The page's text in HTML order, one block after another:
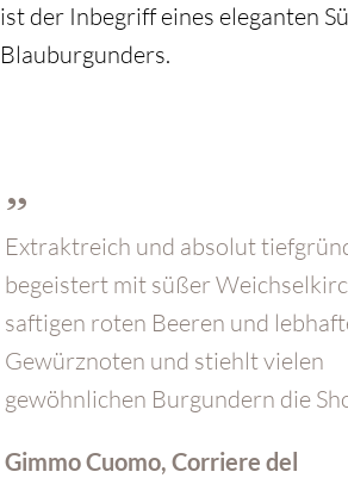
ist der Inbegriff eines eleganten
Blauburgunders.
"
Extraktreich und absolut
begeistert mit süßer
saftigen roten Beeren und
Gewürznoten und stiehlt vielen
gewöhnlichen Burgundern die
Gimmo Cuomo, Corriere del